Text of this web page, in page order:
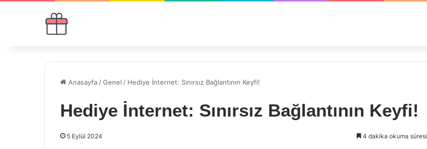
Anasayfa /Genel / Hediye İnternet: Sınırsız Bağlantının Keyfi!
Hediye İnternet: Sınırsız Bağlantının Keyfi!
5 Eylül 2024 4 dakika okuma süresi